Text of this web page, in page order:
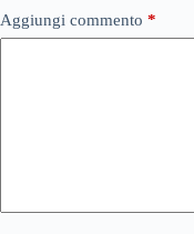
Aggiungi commento *